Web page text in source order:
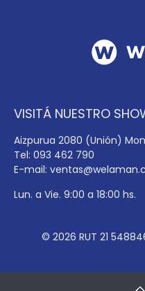
VISITÁ NUESTRO
Aizpurua 2080 (Unión)
Tel: 093 462 790
E-mail:
Lun. a Vie. 9:00 a 18:00 hs.
© 2026 RUT 21